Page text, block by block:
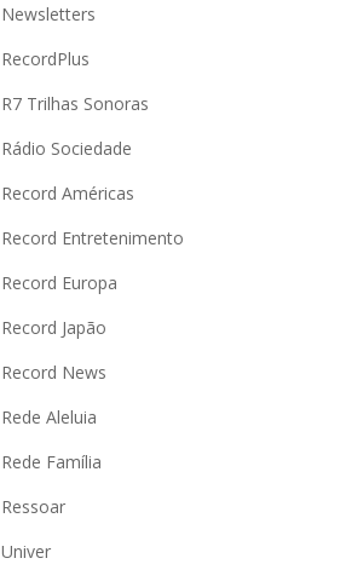
Newsletters
RecordPlus
R7 Trilhas Sonoras
Rádio Sociedade
Record Américas
Record Entretenimento
Record Europa
Record Japão
Record News
Rede Aleluia
Rede Família
Ressoar
Univer